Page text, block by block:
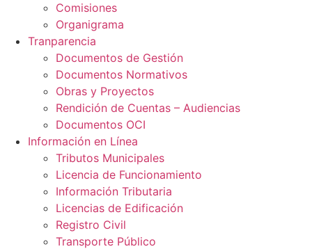
Comisiones
Organigrama
Tranparencia
Documentos de Gestión
Documentos Normativos
Obras y Proyectos
Rendición de Cuentas – Audiencias
Documentos OCI
Información en Línea
Tributos Municipales
Licencia de Funcionamiento
Información Tributaria
Licencias de Edificación
Registro Civil
Transporte Público